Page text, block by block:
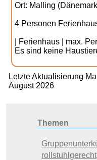
Ort: Malling
4 Personen
| Ferienhaus | max.
Es sind keine
Letzte Aktualisierung
August 2026
Themen
rollstuhlgerecht